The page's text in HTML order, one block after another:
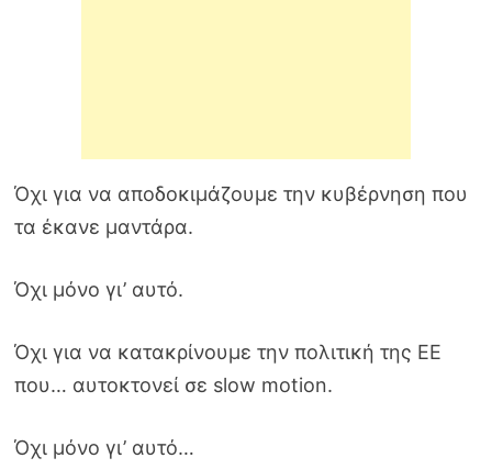
Όχι για να αποδοκιμάζουμε την κυβέρνηση που
τα έκανε μαντάρα.
Όχι μόνο γι’ αυτό.
Όχι για να κατακρίνουμε την πολιτική της ΕΕ
που… αυτοκτονεί σε slow motion.
Όχι μόνο γι’ αυτό…